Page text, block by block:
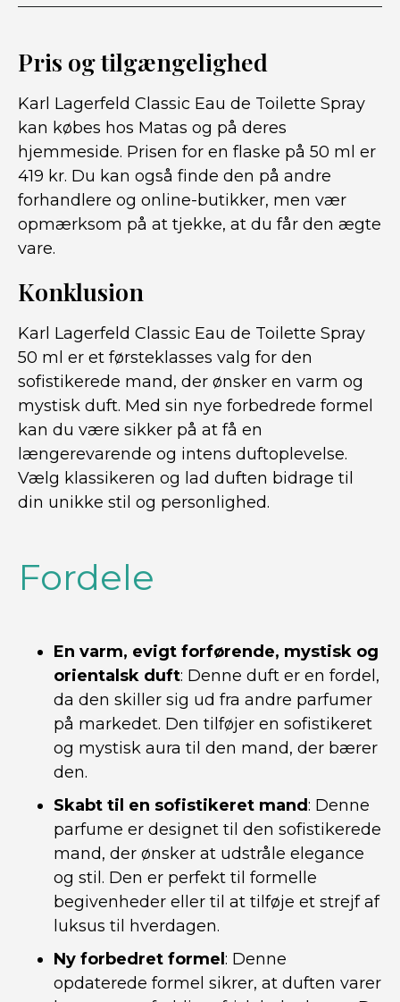
Pris og tilgængelighed
Karl Lagerfeld Classic Eau de Toilette Spray
kan købes hos Matas og på deres
hjemmeside. Prisen for en flaske på 50 ml er
419 kr. Du kan også finde den på andre
forhandlere og online-butikker, men vær
opmærksom på at tjekke, at du får den ægte
vare.
Konklusion
Karl Lagerfeld Classic Eau de Toilette Spray
50 ml er et førsteklasses valg for den
sofistikerede mand, der ønsker en varm og
mystisk duft. Med sin nye forbedrede formel
kan du være sikker på at få en
længerevarende og intens duftoplevelse.
Vælg klassikeren og lad duften bidrage til
din unikke stil og personlighed.
Fordele
En varm, evigt forførende, mystisk og
orientalsk duft: Denne duft er en fordel,
da den skiller sig ud fra andre parfumer
på markedet. Den tilføjer en sofistikeret
og mystisk aura til den mand, der bærer
den.
Skabt til en sofistikeret mand: Denne
parfume er designet til den sofistikerede
mand, der ønsker at udstråle elegance
og stil. Den er perfekt til formelle
begivenheder eller til at tilføje et strejf af
luksus til hverdagen.
Ny forbedret formel : Denne
opdaterede formel sikrer, at duften varer